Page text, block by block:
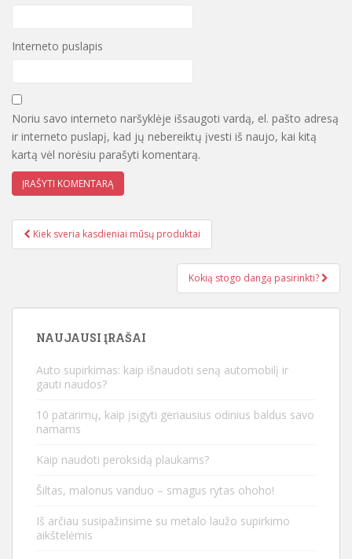
Interneto puslapis
Noriu savo interneto naršyklėje išsaugoti vardą, el. pašto adresą
ir interneto puslapį, kad jų nebereiktų įvesti iš naujo, kai kitą
kartą vėl norėsiu parašyti komentarą.
Įrašo navigacija
Kiek sveria kasdieniai mūsų produktai
Kokią stogo dangą pasirinkti?
NAUJAUSI ĮRAŠAI
Auto supirkimas: kaip išnaudoti seną automobilį ir
gauti naudos?
10 patarimų, kaip įsigyti geriausius odinius baldus savo
namams
Kaip naudoti peroksidą plaukams?
Šiltas, malonus vanduo – smagus rytas ohoho!
Iš arčiau susipažinsime su metalo laužo supirkimo
aikštelėmis